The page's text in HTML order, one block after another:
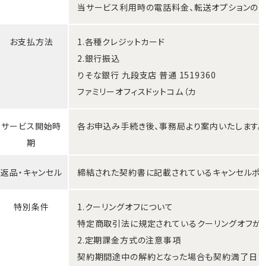
当サービス利用時の電話料金、転送オプション
お支払方法
1.各種クレジットカード
2.銀行振込
りそな銀行 九段支店 普通 1519360
ファミリーオフィスドットコム（カ
サービス開始時
期
各お申込み手続き後、事務局より案内いたします
返品・キャンセル 締結された契約書に記載されているキャンセル
特別条件
1.クーリングオフについて
特定商取引法に規定されているクーリングオフ
2.定期課金方式の注意事項
契約期間途中の解約となった場合も契約満了